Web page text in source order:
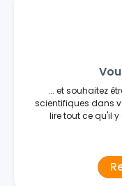
... et souhaitez
scientifiques dans
lire tout ce qu'il